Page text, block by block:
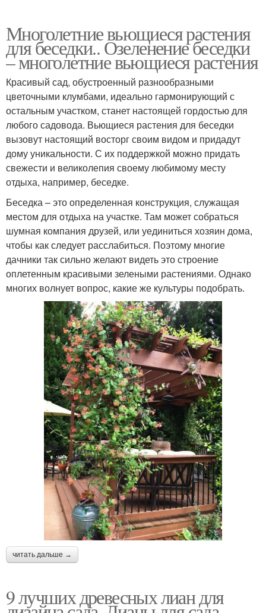
Многолетние вьющиеся растения
для беседки.. Озеленение беседки
– многолетние вьющиеся растения
Красивый сад, обустроенный разнообразными
цветочными клумбами, идеально гармонирующий с
остальным участком, станет настоящей гордостью для
любого садовода. Вьющиеся растения для беседки
вызовут настоящий восторг своим видом и придадут
дому уникальности. С их поддержкой можно придать
свежести и великолепия своему любимому месту
отдыха, например, беседке.
Беседка – это определенная конструкция, служащая
местом для отдыха на участке. Там может собраться
шумная компания друзей, или уединиться хозяин дома,
чтобы как следует расслабиться. Поэтому многие
дачники так сильно желают видеть это строение
оплетенным красивыми зелеными растениями. Однако
многих волнует вопрос, какие же культуры подобрать.
читать дальше →
9 лучших древесных лиан для